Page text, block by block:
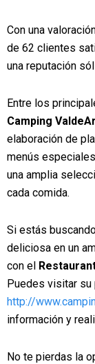
Con una
de 62 clientes
una reputación
Entre los
Camping
elaboración de
menús
una amplia
cada comida.
Si estás
deliciosa en un
con el
Puedes visitar su
http://
información y
No te pierdas la